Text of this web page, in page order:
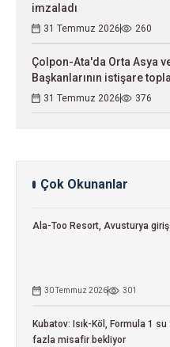
imzaladı
31 Temmuz 2026 260
Çolpon-Ata'da Orta Asya
Başkanlarının istişare
31 Temmuz 2026 376
Çok Okunanlar
Ala-Too Resort, Avusturya
30 Temmuz 2026 301
Kubatov: Isık-Köl, Formula 1
fazla misafir bekliyor